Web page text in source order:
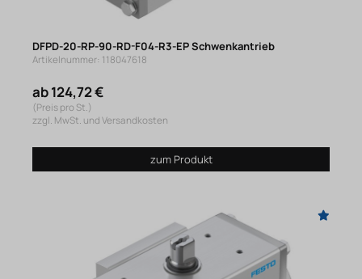
DFPD-20-RP-90-RD-F04-R3-EP Schwenkantrieb
Artikelnummer: 118047618
ab 124,72 €
(Preis pro St.)
zzgl. MwSt. und Versandkosten
zum Produkt